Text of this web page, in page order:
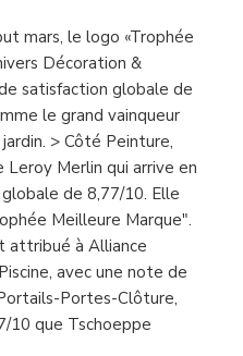
mars, le logo «Trophée
Décoration &
satisfaction globale de
le grand vainqueur
> Côté Peinture,
Merlin qui arrive en
de 8,77/10. Elle
Meilleure Marque".
attribué à Alliance
avec une note de
Portes-Clôture,
10 que Tschoeppe